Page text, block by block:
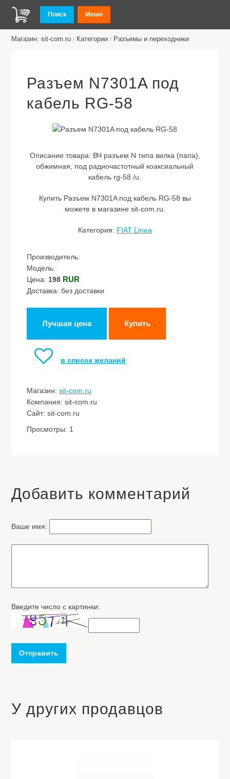
Поиск Меню
Магазин: sit-com.ru / Категории / Разъемы и переходники
Разъем N7301A под
кабель RG-58
Описание товара: ВЧ разъем N типа вилка (папа),
обжимная, под радиочастотный коаксиальный
кабель rg-58 /u.
Купить Разъем N7301A под кабель RG-58 вы
можете в магазине sit-com.ru.
Категория: FIAT Linea
Производитель:
Модель:
Цена: 198 RUR
Доставка: без доставки
Лучшая цена Купить
в список желаний
Магазин:sit-com.ru
Компания: sit-com.ru
Сайт: sit-com.ru
Просмотры: 1
Добавить комментарий
Ваше имя:
Введите число с картинки:
Отправить
У других продавцов